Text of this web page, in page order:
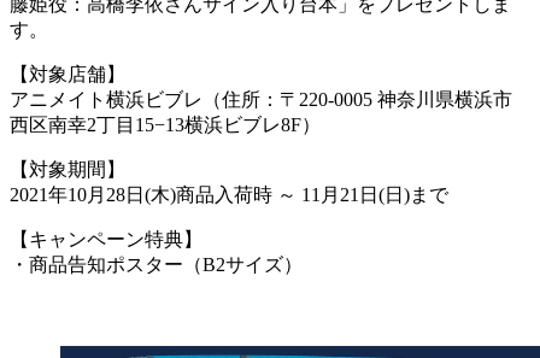
藤姫役：高橋李依さんサイン入り台本」をプレゼントしま
す。
【対象店舗】
アニメイト横浜ビブレ（住所：〒220-0005 神奈川県横浜市
西区南幸2丁目15−13横浜ビブレ8F）
【対象期間】
2021年10月28日(木)商品入荷時 ～ 11月21日(日)まで
【キャンペーン特典】
・商品告知ポスター（B2サイズ）